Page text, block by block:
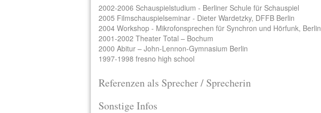
2002-2006 Schauspielstudium - Berliner Schule für Schauspiel
2005 Filmschauspielseminar - Dieter Wardetzky, DFFB Berlin
2004 Workshop - Mikrofonsprechen für Synchron und Hörfunk, Berlin
2001-2002 Theater Total – Bochum
2000 Abitur – John-Lennon-Gymnasium Berlin
1997-1998 fresno high school
Referenzen als Sprecher / Sprecherin
Sonstige Infos